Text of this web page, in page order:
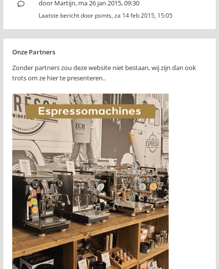
door Martijn, ma 26 jan 2015, 09:30
Laatste bericht door psmts, za 14 feb 2015, 15:05
Onze Partners
Zonder partners zou deze website niet bestaan, wij zijn dan ook
trots om ze hier te presenteren..